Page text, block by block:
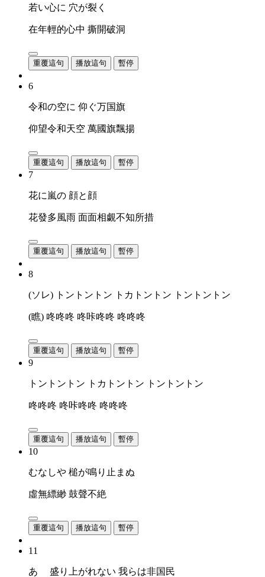
若い心に 穴が裂く
在年輕的心中 撕開破洞
重覆這句 播放這句 暫停
6
令和の空に 仰ぐ万国旗
仰望令和天空 萬國旗飄揚
重覆這句 播放這句 暫停
7
花に嵐の 顔と顔
花發多風雨 面面相覷不知所措
重覆這句 播放這句 暫停
8
(ソレ) トントントン トカトントン トントントン
(瞧) 咚咚咚 咚咔咚咚 咚咚咚
重覆這句 播放這句 暫停
9
トントントン トカトントン トントントン
咚咚咚 咚咔咚咚 咚咚咚
重覆這句 播放這句 暫停
10
むなしや 槌が鳴り止まぬ
虛無縹緲 鼓聲不絶
重覆這句 播放這句 暫停
11
あゝ 盛り上がれない 我らは非国民